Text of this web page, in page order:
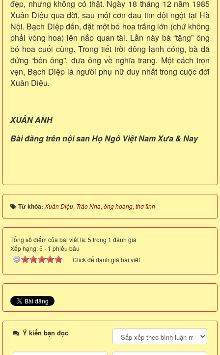
đẹp, nhưng không có thật. Ngày 18 tháng 12 năm 1985
Xuân Diệu qua đời, sau một cơn đau tim đột ngột tại Hà
Nội. Bạch Diệp đến, đặt một bó hoa trắng lớn (chứ không
phải vòng hoa) lên nắp quan tài. Lần này bà “tặng” ông
bó hoa cuối cùng. Trong tiết trời đông lạnh cóng, bà đã
đứng “bên ông”, đưa ông về nghĩa trang. Một cách trọn
vẹn, Bạch Diệp là người phụ nữ duy nhất trong cuộc đời
Xuân Diệu.
XUÂN ANH
Bài đăng trên nội san Họ Ngô Việt Nam Xưa & Nay
Từ khóa: Xuân Diệu, Trảo Nha, ông hoàng, thơ tình
Tổng số điểm của bài viết là: 5 trong 1 đánh giá
Xếp hạng:5 - 1 phiếu bầu
Click để đánh giá bài viết
Ý kiến bạn đọc